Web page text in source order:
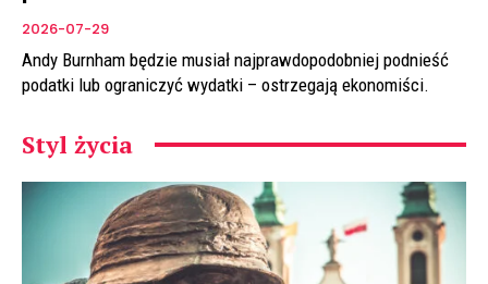
2026-07-29
Andy Burnham będzie musiał najprawdopodobniej podnieść
podatki lub ograniczyć wydatki – ostrzegają ekonomiści.
Styl życia